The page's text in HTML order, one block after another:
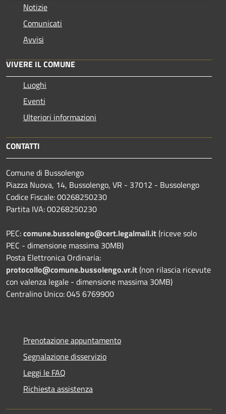
Notizie
Comunicati
Avvisi
VIVERE IL COMUNE
Luoghi
Eventi
Ulteriori informazioni
CONTATTI
Comune di Bussolengo
Piazza Nuova, 14, Bussolengo, VR - 37012 - Bussolengo
Codice Fiscale: 00268250230
Partita IVA: 00268250230
PEC:comune.bussolengo@cert.legalmail.it(riceve solo
PEC - dimensione massima 30MB)
Posta Elettronica Ordinaria:
protocollo@comune.bussolengo.vr.it(non rilascia ricevute
con valenza legale - dimensione massima 30MB)
Centralino Unico: 045 6769900
Prenotazione appuntamento
Segnalazione disservizio
Leggi le FAQ
Richiesta assistenza